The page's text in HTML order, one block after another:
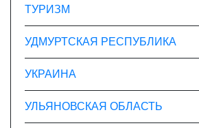
ТУРИЗМ
УДМУРТСКАЯ РЕСПУБЛИКА
УКРАИНА
УЛЬЯНОВСКАЯ ОБЛАСТЬ